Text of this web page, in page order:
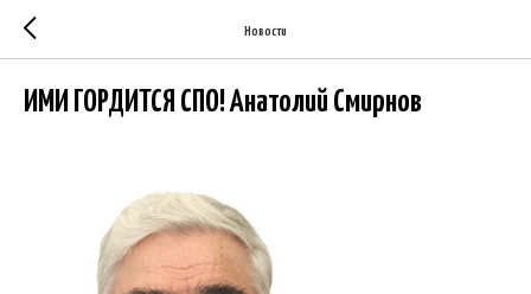
Новости
ИМИ ГОРДИТСЯ СПО! Анатолий Смирнов